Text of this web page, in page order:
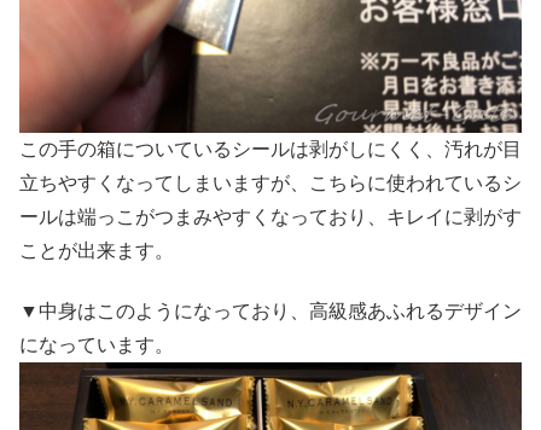
この手の箱についているシールは剥がしにくく、汚れが目
立ちやすくなってしまいますが、こちらに使われているシ
ールは端っこがつまみやすくなっており、キレイに剥がす
ことが出来ます。
▼中身はこのようになっており、高級感あふれるデザイン
になっています。